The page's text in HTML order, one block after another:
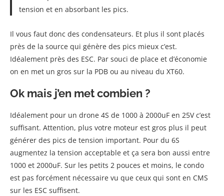
tension et en absorbant les pics.
Il vous faut donc des condensateurs. Et plus il sont placés
près de la source qui génère des pics mieux c’est.
Idéalement près des ESC. Par souci de place et d’économie
on en met un gros sur la PDB ou au niveau du XT60.
Ok mais j’en met combien ?
Idéalement pour un drone 4S de 1000 à 2000uF en 25V c’est
suffisant. Attention, plus votre moteur est gros plus il peut
générer des pics de tension important. Pour du 6S
augmentez la tension acceptable et ça sera bon aussi entre
1000 et 2000uF. Sur les petits 2 pouces et moins, le condo
est pas forcément nécessaire vu que ceux qui sont en CMS
sur les ESC suffisent.